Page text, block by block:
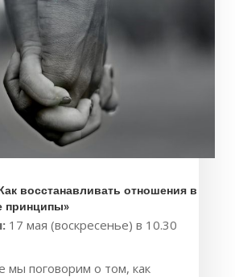
восстанавливать отношения в
принципы»
17 мая (воскресенье) в 10.30
мы поговорим о том, как